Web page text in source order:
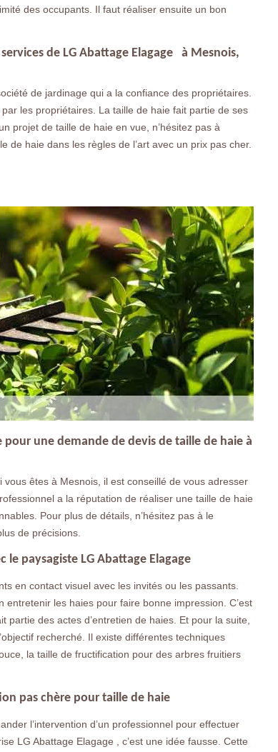
des occupants. Il faut réaliser ensuite un bon
de LG Abattage Elagage à Mesnois,
de jardinage qui a la confiance des propriétaires.
les propriétaires. La taille de haie fait partie de ses
projet de taille de haie en vue, n’hésitez pas à
de haie dans les règles de l’art avec un prix pas cher.
pour une demande de devis de taille de haie à
êtes à Mesnois, il est conseillé de vous adresser
a la réputation de réaliser une taille de haie
Pour plus de détails, n’hésitez pas à le
de précisions.
le paysagiste LG Abattage Elagage
en contact visuel avec les invités ou les passants.
les haies pour faire bonne impression. C’est
des actes d’entretien de haies. Et pour la suite,
recherché. Il existe différentes techniques
la taille de fructification pour des arbres fruitiers
pas chère pour taille de haie
l’intervention d’un professionnel pour effectuer
LG Abattage Elagage , c’est une idée fausse. Cette